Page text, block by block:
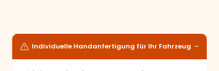
Individuelle Handanfertigung für Ihr Fahrzeug